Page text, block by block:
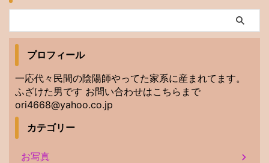
プロフィール
一応代々民間の陰陽師やってた家系に産まれてます。
ふざけた男です お問い合わせはこちらまで
ori4668@yahoo.co.jp
カテゴリー
お写真